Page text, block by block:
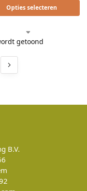
Opties selecteren
getoond
B.V.